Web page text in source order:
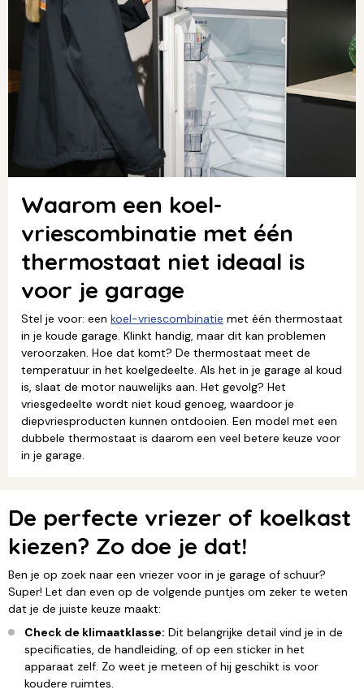
Waarom een koel-
vriescombinatie met één
thermostaat niet ideaal is
voor je garage
Stel je voor: een koel-vriescombinatie met één thermostaat
in je koude garage. Klinkt handig, maar dit kan problemen
veroorzaken. Hoe dat komt? De thermostaat meet de
temperatuur in het koelgedeelte. Als het in je garage al koud
is, slaat de motor nauwelijks aan. Het gevolg? Het
vriesgedeelte wordt niet koud genoeg, waardoor je
diepvriesproducten kunnen ontdooien. Een model met een
dubbele thermostaat is daarom een veel betere keuze voor
in je garage.
De perfecte vriezer of koelkast
kiezen? Zo doe je dat!
Ben je op zoek naar een vriezer voor in je garage of schuur?
Super! Let dan even op de volgende puntjes om zeker te weten
dat je de juiste keuze maakt:
Check de klimaatklasse: Dit belangrijke detail vind je in de
specificaties, de handleiding, of op een sticker in het
apparaat zelf. Zo weet je meteen of hij geschikt is voor
koudere ruimtes.